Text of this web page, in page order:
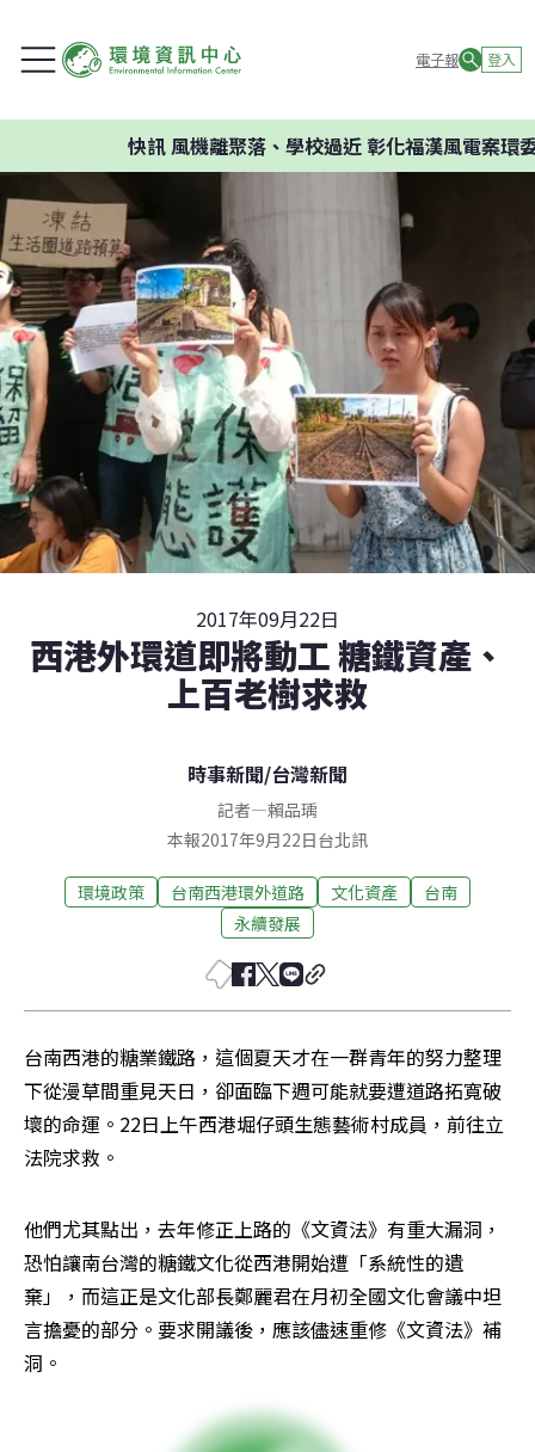
電子報 登入
風機離聚落、學校過近 彰化福漢風電案環委建
2017年09月22日
西港外環道即將動工 糖鐵資產、
上百老樹求救
時事新聞/台灣新聞
記者—賴品瑀
本報2017年9月22日台北訊
環境政策 台南西港環外道路 文化資產
台南
永續發展
台南西港的糖業鐵路，這個夏天才在一群青年的努力整理
下從漫草間重見天日，卻面臨下週可能就要遭道路拓寬破
壞的命運。22日上午西港堀仔頭生態藝術村成員，前往立
法院求救。
他們尤其點出，去年修正上路的《文資法》有重大漏洞，
恐怕讓南台灣的糖鐵文化從西港開始遭「系統性的遺
棄」，而這正是文化部長鄭麗君在月初全國文化會議中坦
言擔憂的部分。要求開議後，應該儘速重修《文資法》補
洞。